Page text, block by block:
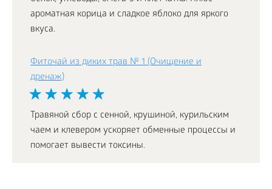
ароматная корица и сладкое яблоко для яркого
вкуса.
Фиточай из диких трав № 1 (Очищение и
дренаж)
Травяной сбор с сенной, крушиной, курильским
чаем и клевером ускоряет обменные процессы и
помогает вывести токсины.